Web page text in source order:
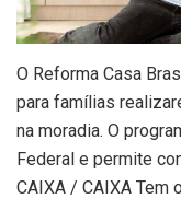
O Reforma Casa
para famílias
na moradia. O
Federal e permite
CAIXA / CAIXA Tem